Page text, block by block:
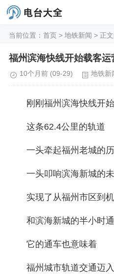
当前位置： 首页 > 地铁新闻 > 正
福州滨海快线开始载客运
10个月前 (09-29) 地铁新
刚刚福州滨海快线开
这条62.4公里的轨道
一头牵起福州老城的
一头叩响滨海新城的
实现了从福州市区到
和滨海新城的半小时
它的通车也意味着
福州城市轨道交通迈